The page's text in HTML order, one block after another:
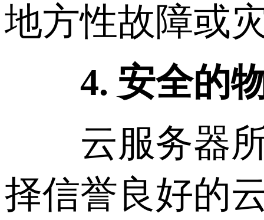
地方性故障或
4. 安全的
云服务器所
择信誉良好的